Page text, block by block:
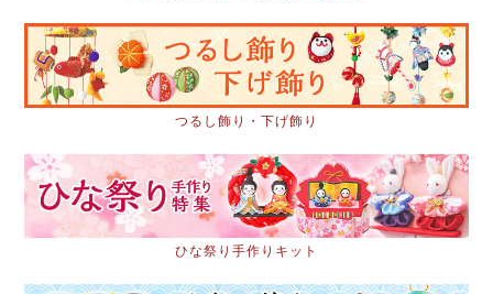
つるし飾り・下げ飾り
ひな祭り手作りキット